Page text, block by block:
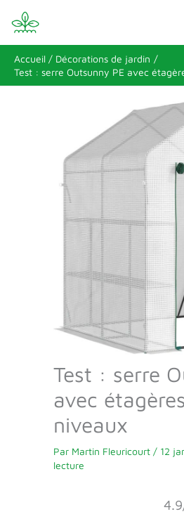
contenu
Accueil
Décorations de jardin
Test : serre Outsunny PE avec
Test : serre
avec
niveaux
Par Martin Fleuricourt / 12
lecture
Rechercher